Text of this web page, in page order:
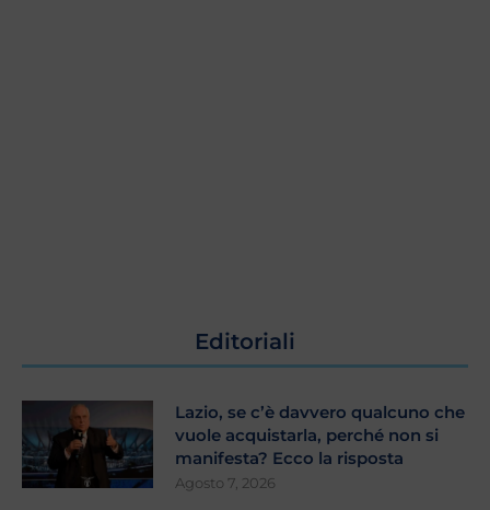
Editoriali
Lazio, se c’è davvero qualcuno che
vuole acquistarla, perché non si
manifesta? Ecco la risposta
Agosto 7, 2026